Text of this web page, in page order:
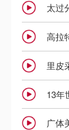
广体